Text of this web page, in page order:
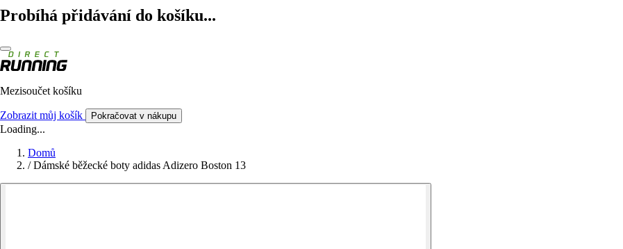
Probíhá přidávání do košíku...
Mezisoučet košíku
Zobrazit můj košík Pokračovat v nákupu
Loading...
Domů
/ Dámské běžecké boty adidas Adizero Boston 13